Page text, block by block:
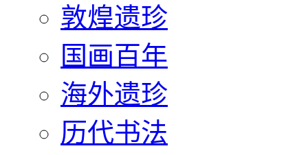
敦煌遗珍
国画百年
海外遗珍
历代书法